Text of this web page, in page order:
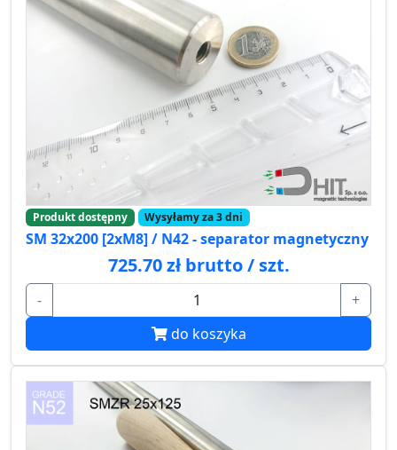
Produkt dostępny Wysyłamy za 3 dni
SM 32x200 [2xM8] / N42 - separator magnetyczny
725.70 zł brutto / szt.
-
+
do koszyka